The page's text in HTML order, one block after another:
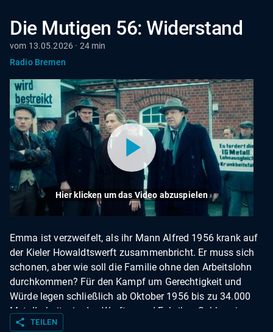
Die Mutigen 56: Widerstand
vom 13.05.2026 · 24 min
Radio Bremen
Hier klicken um das Video abzuspielen
Emma ist verzweifelt, als ihr Mann Alfred 1956 krank auf
der Kieler Howaldtswerft zusammenbricht. Er muss sich
schonen, aber wie soll die Familie ohne den Arbeitslohn
durchkommen? Für den Kampf um Gerechtigkeit und
Würde legen schließlich ab Oktober 1956 bis zu 34.000
Metallarbeiter in den Werften und Fabriken Schleswig-
Holsteins die Arbeit nieder. Dieser Streik gilt bis heute als
share TEILEN